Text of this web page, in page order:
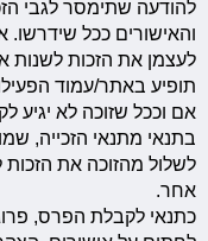
להודעה שתימסר לגבי
והאישורים ככל
לעצמן את הזכות לשנות
תופיע באתר/עמוד
אם וככל שזוכה לא יגיע
בתנאי מתנאי הזכייה,
לשלול מהזוכה את
אחר.
כתנאי לקבלת הפרס,